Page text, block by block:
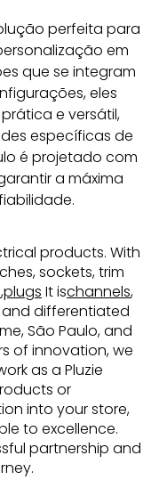
perfeita para
em
que se integram
eles
e versátil,
específicas de
é projetado com
a máxima
products. With
sockets, trim
,plugs It ischannels,
differentiated
São Paulo, and
of innovation, we
as a Pluzie
or
into your store,
to excellence.
partnership and